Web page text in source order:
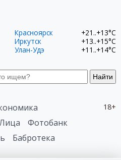
Найти
Красноярск
+21..+13°C
Иркутск
+13..+15°C
Улан-Удэ
+11..+14°C
18+
Фотобанк
Бабротека